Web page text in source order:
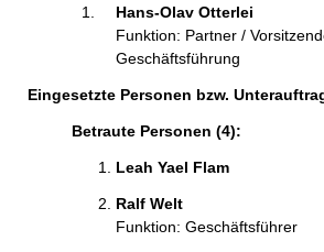
Hans-Olav Otterlei
Funktion: Partner /
Geschäftsführung
Eingesetzte Personen bzw.
Betraute Personen (4):
Leah Yael Flam
Ralf Welt
Funktion: Geschäftsführer